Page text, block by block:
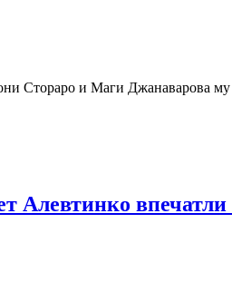
Стораро и Маги Джанаварова
Алевтинко